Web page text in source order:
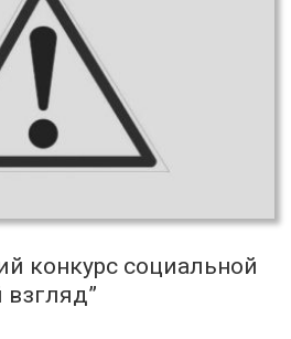
конкурс социальной